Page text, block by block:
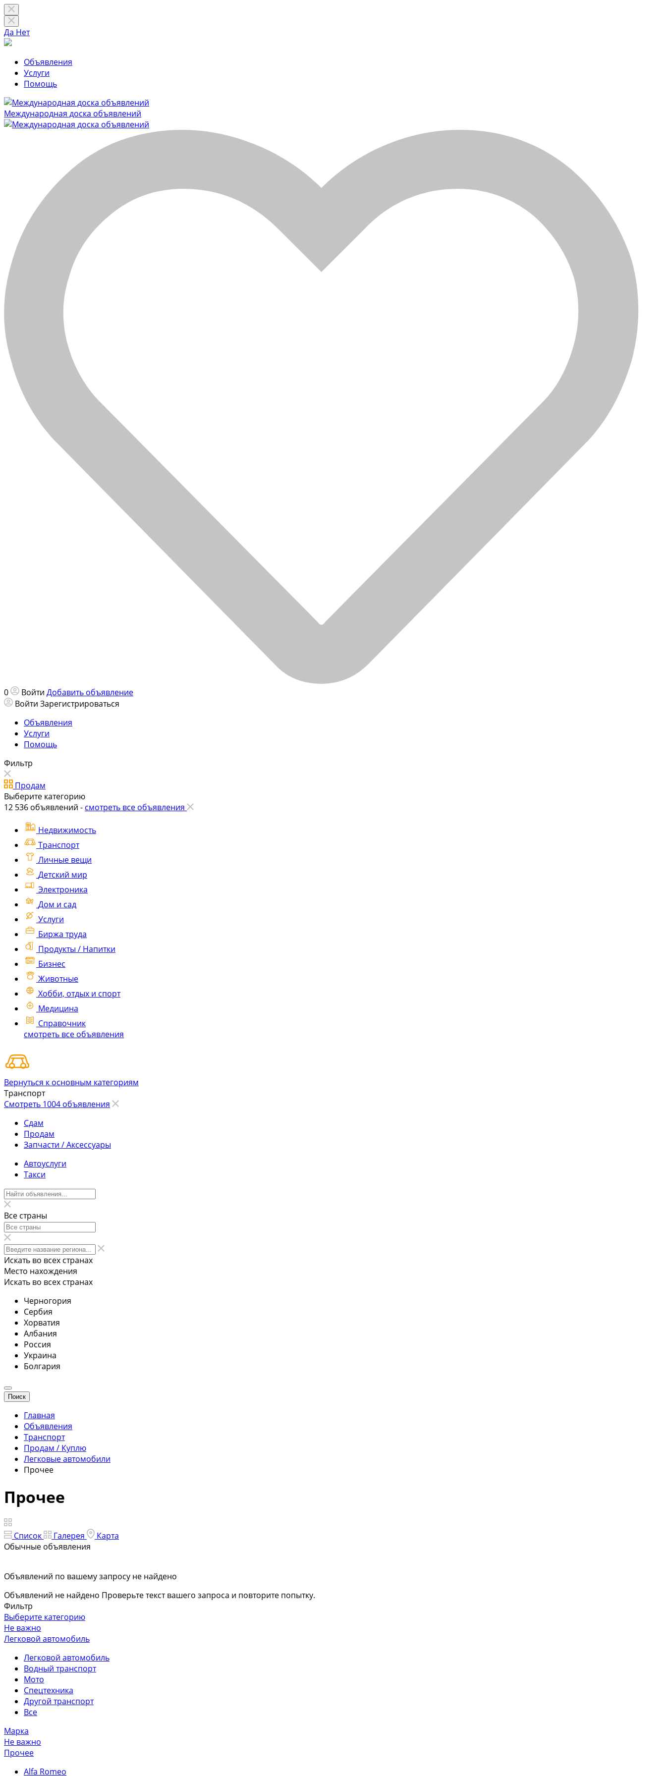
Да Нет
Объявления
Услуги
Помощь
Международная доска объявлений
0 Войти Добавить объявление
Войти Зарегистрироваться
Объявления
Услуги
Помощь
Фильтр
Продам
Выберите категорию
12 536 объявлений - смотреть все объявления
Недвижимость
Транспорт
Личные вещи
Детский мир
Электроника
Дом и сад
Услуги
Биржа труда
Продукты / Напитки
Бизнес
Животные
Хобби, отдых и спорт
Медицина
Справочник
смотреть все объявления
Вернуться к основным категориям
Транспорт
Смотреть 1004 объявления
Сдам
Продам
Запчасти / Аксессуары
Автоуслуги
Такси
Все страны
Искать во всех странах
Место нахождения
Искать во всех странах
Черногория
Сербия
Хорватия
Албания
Россия
Украина
Болгария
Поиск
Главная
Объявления
Транспорт
Продам / Куплю
Легковые автомобили
Прочее
Прочее
Список Галерея
Карта
Обычные объявления
Объявлений по вашему запросу не найдено
Объявлений не найдено Проверьте текст вашего запроса и повторите попытку.
Фильтр
Выберите категорию
Не важно
Легковой автомобиль
Легковой автомобиль
Водный транспорт
Мото
Спецтехника
Другой транспорт
Все
Марка
Не важно
Прочее
Alfa Romeo